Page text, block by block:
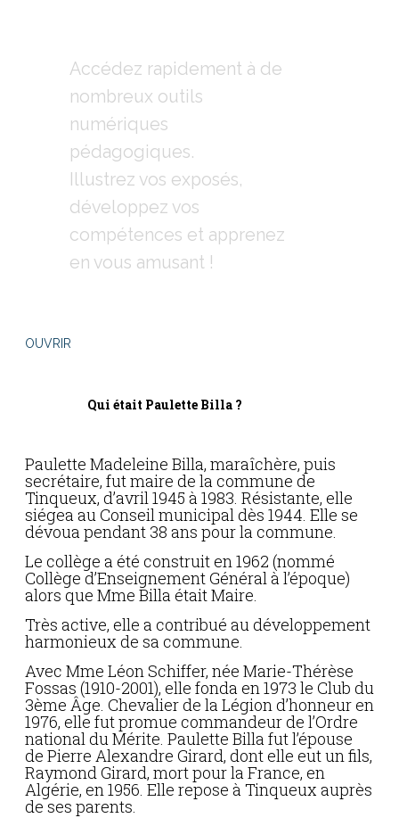
Accédez rapidement à de
nombreux outils
numériques
pédagogiques.
Illustrez vos exposés,
développez vos
compétences et apprenez
en vous amusant !
OUVRIR
Qui était Paulette Billa ?
Paulette Madeleine Billa, maraîchère, puis
secrétaire, fut maire de la commune de
Tinqueux, d’avril 1945 à 1983. Résistante, elle
siégea au Conseil municipal dès 1944. Elle se
dévoua pendant 38 ans pour la commune.
Le collège a été construit en 1962 (nommé
Collège d’Enseignement Général à l’époque)
alors que Mme Billa était Maire.
Très active, elle a contribué au développement
harmonieux de sa commune.
Avec Mme Léon Schiffer, née Marie-Thérèse
Fossas (1910-2001), elle fonda en 1973 le Club du
3ème Âge. Chevalier de la Légion d’honneur en
1976, elle fut promue commandeur de l’Ordre
national du Mérite. Paulette Billa fut l’épouse
de Pierre Alexandre Girard, dont elle eut un fils,
Raymond Girard, mort pour la France, en
Algérie, en 1956. Elle repose à Tinqueux auprès
de ses parents.